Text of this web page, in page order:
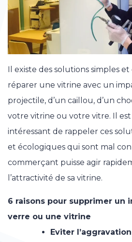
Il existe des solutions simples
réparer une vitrine avec un
projectile, d’un caillou, d’un
votre vitrine ou votre vitre. Il
intéressant de rappeler ces
et écologiques qui sont mal
commerçant puisse agir
l’attractivité de sa vitrine.
6 raisons pour supprimer un
verre ou une vitrine
Eviter